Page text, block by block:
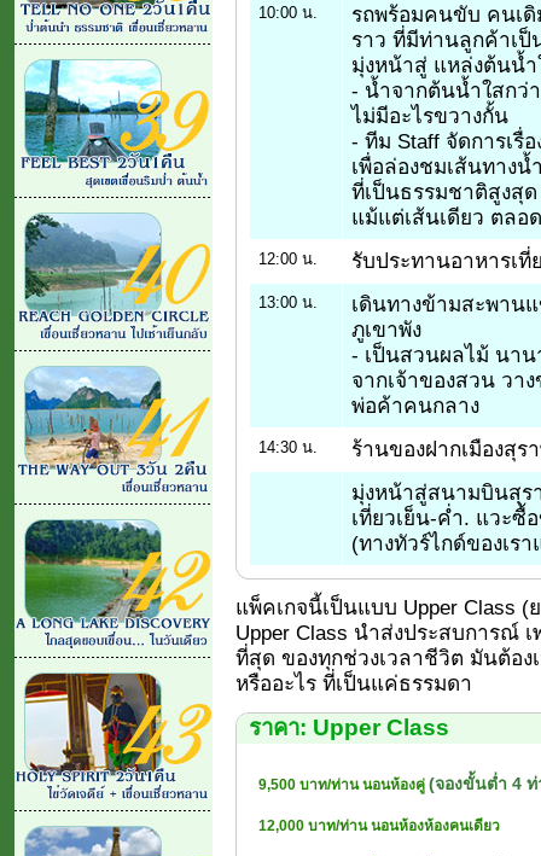
10:00 น.
รถพร้อมคนขับ คนเดิ
ราว ที่มีท่านลูกค้าเป็
มุ่งหน้าสู่ แหล่งต้นน้
- น้ำจากต้นน้ำใสกว่
ไม่มีอะไรขวางกั้น
- ทีม Staff จัดการเรื่
เพื่อล่องชมเส้นทาง
ที่เป็นธรรมชาติสูงสุ
แม้แต่เส้นเดียว ตลอ
12:00 น. รับประทานอาหารเที่
13:00 น.
เดินทางข้ามสะพาน
ภูเขาพัง
- เป็นสวนผลไม้ นา
จากเจ้าของสวน วา
พ่อค้าคนกลาง
14:30 น.
ร้านของฝากเมืองสุร
มุ่งหน้าสู่สนามบินสุร
เที่ยวเย็น-ค่ำ. แวะซื้
(ทางทัวร์ไกด์ของเร
แพ็คเกจนี้เป็นแบบ Upper Class (
Upper Class นำส่งประสบการณ์
ที่สุด ของทุกช่วงเวลาชีวิต มันต้อง
หรืออะไร ที่เป็นแค่ธรรมดา
ราคา: Upper Class
9,500 บาท/ท่าน นอนห้องคู่ (จองขั้นต่ำ 4
12,000 บาท/ท่าน นอนห้องห้องคนเดียว